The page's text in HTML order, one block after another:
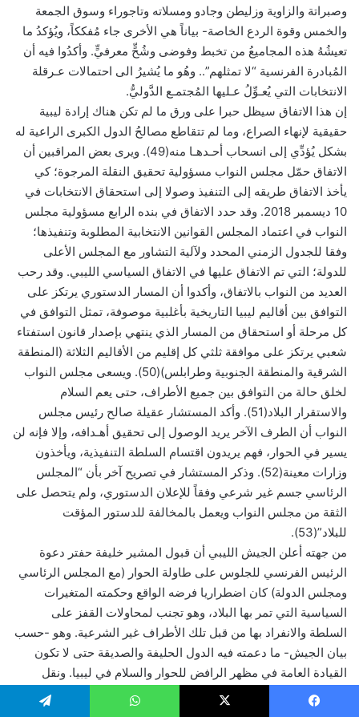
وصبراتة والزاوية وزليطن وجادو ومسلاته وتاجوراء وسوق الجمعة
والخمس وقوة الردع الخاصة- بياناً هي الأخرى جاء مُفككاً، ويُؤكدُ ما
تعيشُهُ هذه المجاميعُ من تخبط وفوضى وشُحٍّ معرفيٍّ. وأكدُوا فيه أن
المُبادرة الفرنسية “لا تمثلهم”.. وهُو ما يُشيرُ الى احتمالات عـرقلة
الانتخابات التي يُعـوِّلُ عـليها المُجتمـع الدَّوليُّ.
إن هذا الاتفاق سيظل حبرا على ورق ما لم تكن هناك إرادة ليبية
حقيقية لإنهاء الصراع، وما لم تتقاطع مصالحُ الدول الكبرى الراعية له
بشكل يُؤدِّي إلى انسحاب أحـدهـا منه(49). ويرى بعض المراقبين أن
الاتفاق حمّل مجلس النواب مسؤولية تحقيق النقلة المرجوة؛ كي
يأخذ الاتفاق طريقه إلى التنفيذ وصولا إلى استحقاق الانتخابات في
10 ديسمبر 2018. وقد حدد الاتفاق في بنده الرابع مسؤولية مجلس
النواب في اعتماد المجلس القوانين الانتخابية المطلوبة وتنفيذها؛
وفقا للجدول الزمني المحدد ولآلية التشاور مع المجلس الأعلى
للدولة؛ التي تم الاتفاق عليها في الاتفاق السياسي الليبي. وقد رحب
العديد من النواب بالاتفاق، وأكدوا أن المسار الدستوري يرتكز على
التوافق بين أقاليم ليبيا التاريخية بأغلبية موصوفة، تمثل التوافق في
كل مرحلة أو استحقاق من المسار الذي ينتهي بإصدار قانون استفتاء
شعبي يرتكز على موافقة ثلثي كل إقليم من الأقاليم الثلاثة (المنطقة
الشرقية والمنطقة الجنوبية وطرابلس)(50). ويسعى مجلس النواب
لخلق حالة من التوافق بين جميع الأطراف، حتى يعم السلام
والاستقرار البلاد(51). وأكد المستشار عقيلة صالح رئيس مجلس
النواب أن الطرف الآخر يريد الوصول إلى تحقيق أهـدافه، وإلا فإنه لن
يسير في الحوار، فهم يريدون اقتسام السلطة التنفيذية، ويأخذون
وزارات معينة(52). وذكر المستشار في تصريح آخر بأن “المجلس
الرئاسي جسم غير شرعي وفقاً للإعلان الدستوري، ولم يتحصل على
الثقة من مجلس النواب ويعمل بالمخالفة للدستور المؤقت
للبلاد”(53).
من جهته أعلن الجيش الليبي أن قبول المشير خليفة حفتر دعوة
الرئيس الفرنسي للجلوس على طاولة الحوار (مع المجلس الرئاسي
ومجلس الدولة) كان اضطراريا فرضه الواقع وحكمته المتغيرات
السياسية التي تمر بها البلاد، وهو تجنب لمحاولات القفز على
السلطة والانفراد بها من قبل تلك الأطراف غير الشرعية. وهو -حسب
بيان الجيش- ما دعمته فيه الدول الحليفة والصديقة حتى لا تكون
القيادة العامة في مظهر الرافض للحوار والسلام في ليبيا. ونقل
الجيش من خلال مكتبه الإعلامي توضيح القيادة العامة بأن “قبولها